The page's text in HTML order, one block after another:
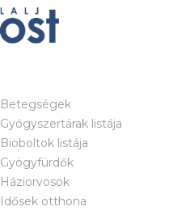
Betegségek
Gyógyszertárak listája
Bioboltok listája
Gyógyfürdők
Háziorvosok
Idősek otthona